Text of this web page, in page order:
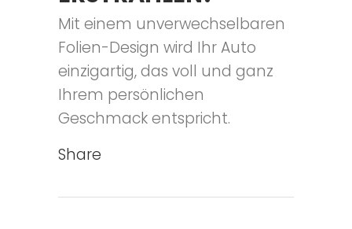
Mit einem unverwechselbaren
Folien-Design wird Ihr Auto
einzigartig, das voll und ganz
Ihrem persönlichen
Geschmack entspricht.
Share